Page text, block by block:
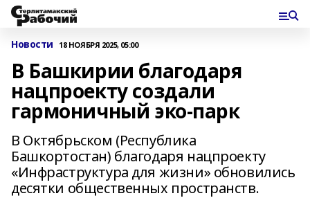
Новости 18 НОЯБРЯ 2025, 05:00
В Башкирии благодаря
нацпроекту создали
гармоничный эко‑парк
В Октябрьском (Республика
Башкортостан) благодаря нацпроекту
«Инфраструктура для жизни» обновились
десятки общественных пространств.